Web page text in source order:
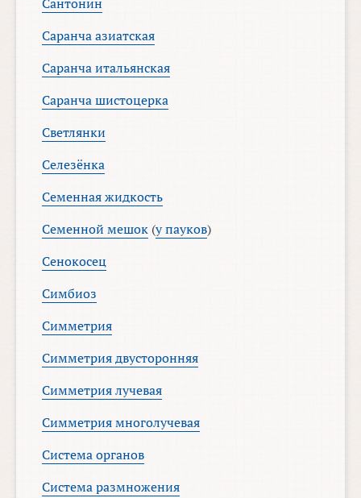
Саранча азиатская
Саранча итальянская
Саранча шистоцерка
Светлянки
Селезёнка
Семенная жидкость
Семенной мешок (у пауков)
Сенокосец
Симбиоз
Симметрия
Симметрия двусторонняя
Симметрия лучевая
Симметрия многолучевая
Система органов
Система размножения